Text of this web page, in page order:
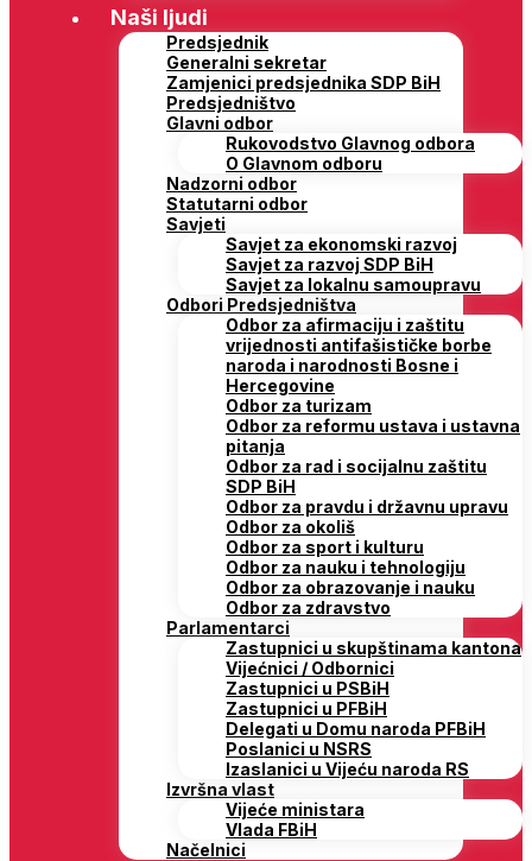
Naši ljudi
Predsjednik
Generalni sekretar
Zamjenici predsjednika SDP BiH
Predsjedništvo
Glavni odbor
Rukovodstvo Glavnog odbora
O Glavnom odboru
Nadzorni odbor
Statutarni odbor
Savjeti
Savjet za ekonomski razvoj
Savjet za razvoj SDP BiH
Savjet za lokalnu samoupravu
Odbori Predsjedništva
Odbor za afirmaciju i zaštitu
vrijednosti antifašističke borbe
naroda i narodnosti Bosne i
Hercegovine
Odbor za turizam
Odbor za reformu ustava i ustavna
pitanja
Odbor za rad i socijalnu zaštitu
SDP BiH
Odbor za pravdu i državnu upravu
Odbor za okoliš
Odbor za sport i kulturu
Odbor za nauku i tehnologiju
Odbor za obrazovanje i nauku
Odbor za zdravstvo
Parlamentarci
Zastupnici u skupštinama kantona
Vijećnici / Odbornici
Zastupnici u PSBiH
Zastupnici u PFBiH
Delegati u Domu naroda PFBiH
Poslanici u NSRS
Izaslanici u Vijeću naroda RS
Izvršna vlast
Vijeće ministara
Vlada FBiH
Načelnici